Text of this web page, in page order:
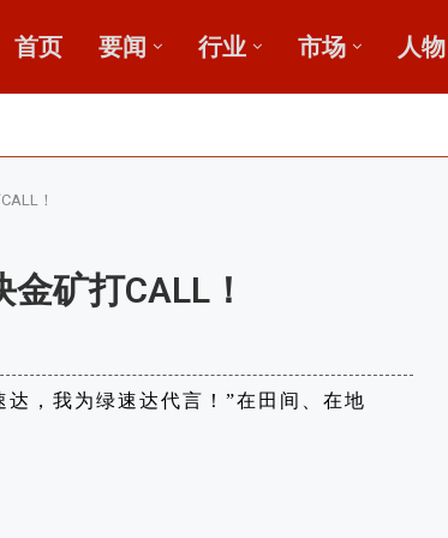
首页 要闻 行业 市场 人物
！
矿打CALL！
，我为绿速达代言！”在田间、在地